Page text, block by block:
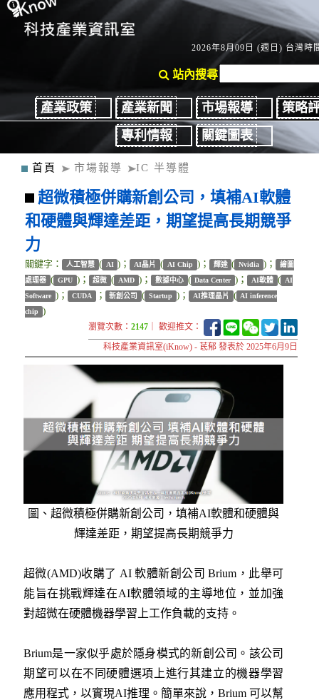
2026年8月09日 (週日) 台灣時
站內搜尋
產業政策 產業新聞 市場報導
策略
專利情報
關鍵圖表
首頁 市場報導 IC 半導體
超微積極併購新創公司，填補AI軟體
和硬體與輝達差距，期望提高長期競爭
力
關鍵字： 人工智慧 ( AI )； AI晶片 ( AI Chip )； 輝達 ( Nvidia )； 繪圖
處理器 ( GPU )； 超微 ( AMD )； 數據中心 ( Data Center )； AI軟體 (
AI
Software )； CUDA ； 新創公司 ( Startup )； AI推理晶片 ( AI inference
chip
)
瀏覽次數：2147 ｜ 歡迎推文：
科技產業資訊室(iKnow) - 茋郁 發表於 2025年6月9日
圖、超微積極併購新創公司，填補AI軟體和硬體與
輝達差距，期望提高長期競爭力
超微(AMD)收購了 AI 軟體新創公司 Brium，此舉可
能旨在挑戰輝達在AI軟體領域的主導地位，並加強
對超微在硬體機器學習上工作負載的支持。
Brium是一家似乎處於隱身模式的新創公司。該公司
期望可以在不同硬體選項上進行其建立的機器學習
應用程式，以實現AI推理。簡單來說，Brium 可以幫